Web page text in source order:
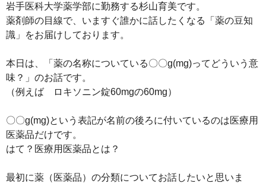
岩手医科大学薬学部に勤務する杉山育美です。
薬剤師の目線で、いますぐ誰かに話したくなる「薬の豆知
識」をお届けしております。
本日は、「薬の名称についている〇〇g(mg)ってどういう意
味？」のお話です。
（例えば ロキソニン錠60mgの60mg）
〇〇g(mg)という表記が名前の後ろに付いているのは医療用
医薬品だけです。
はて？医療用医薬品とは？
最初に薬（医薬品）の分類についてお話したいと思いま